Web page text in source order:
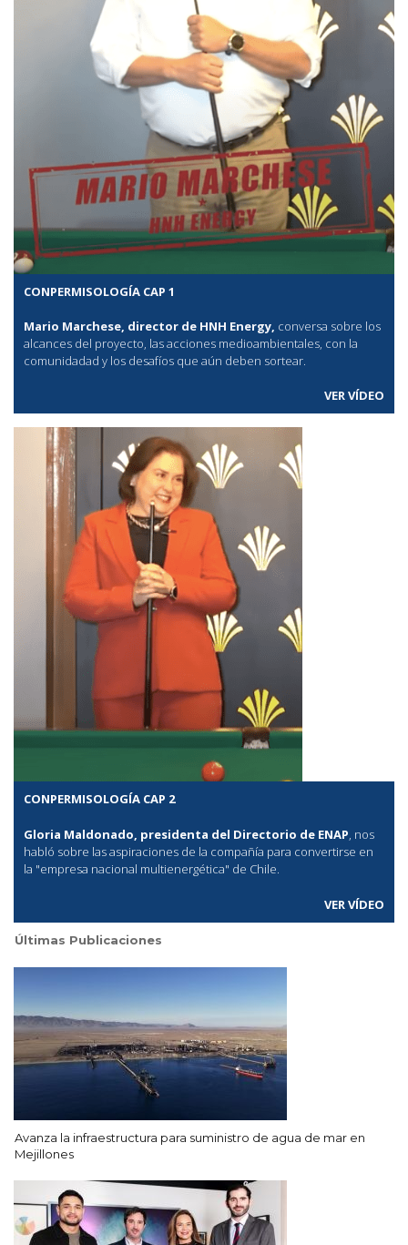
CONPERMISOLOGÍA CAP 1
Mario Marchese, director de HNH Energy, conversa sobre los
alcances del proyecto, las acciones medioambientales, con la
comunidadad y los desafíos que aún deben sortear.
VER VÍDEO
CONPERMISOLOGÍA CAP 2
Gloria Maldonado, presidenta del Directorio de ENAP , nos
habló sobre las aspiraciones de la compañía para convertirse en
la "empresa nacional multienergética" de Chile.
VER VÍDEO
Últimas Publicaciones
Avanza la infraestructura para suministro de agua de mar en
Mejillones